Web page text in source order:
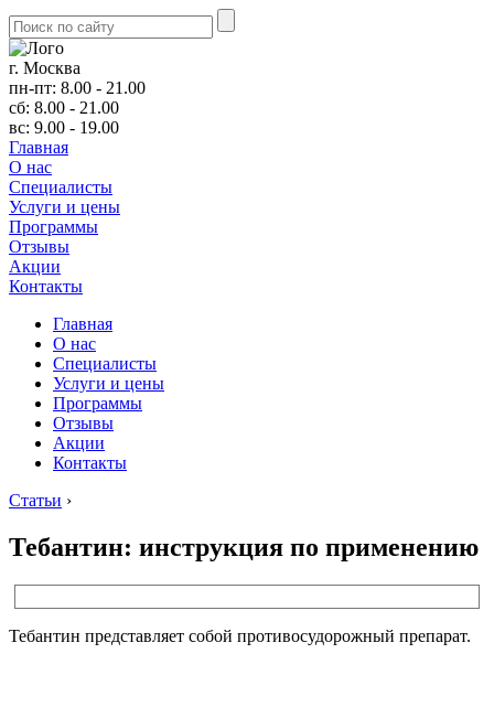
г. Москва
пн-пт: 8.00 - 21.00
сб: 8.00 - 21.00
вс: 9.00 - 19.00
Главная
О нас
Cпециалисты
Услуги и цены
Программы
Отзывы
Акции
Контакты
Главная
О нас
Cпециалисты
Услуги и цены
Программы
Отзывы
Акции
Контакты
Статьи ›
Тебантин: инструкция по применению
Тебантин представляет собой противосудорожный препарат.